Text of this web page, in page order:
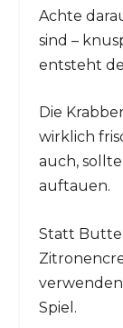
Achte
sind –
entsteht
Die
wirklich
auch,
auftauen.
Statt
Spiel.